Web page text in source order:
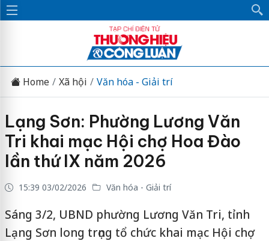
Home Xã hội Văn hóa - Giải trí
Lạng Sơn: Phường Lương Văn
Tri khai mạc Hội chợ Hoa Đào
lần thứ IX năm 2026
15:39 03/02/2026 Văn hóa - Giải trí
Sáng 3/2, UBND phường Lương Văn Tri, tỉnh
Lạng Sơn long trọng tổ chức khai mạc Hội chợ